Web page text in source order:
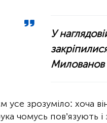
У
Милованов
усе зрозуміло: хоча
чомусь пов’язують